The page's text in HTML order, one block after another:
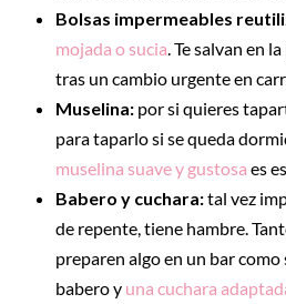
Bolsas impermeables
mojada o sucia. Te salvan en
tras un cambio urgente en
Muselina: por si quieres
para taparlo si se queda
muselina suave y gustosa es
Babero y cuchara:tal vez
de repente, tiene hambre.
preparen algo en un bar
babero y una cuchara